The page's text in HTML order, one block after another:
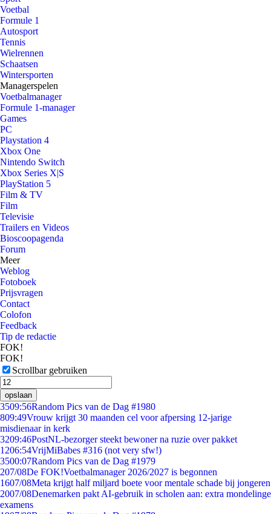
Voetbal
Formule 1
Autosport
Tennis
Wielrennen
Schaatsen
Wintersporten
Managerspelen
Voetbalmanager
Formule 1-manager
Games
PC
Playstation 4
Xbox One
Nintendo Switch
Xbox Series X|S
PlayStation 5
Film & TV
Film
Televisie
Trailers en Videos
Bioscoopagenda
Forum
Meer
Weblog
Fotoboek
Prijsvragen
Contact
Colofon
Feedback
Tip de redactie
FOK!
FOK!
Scrollbar gebruiken
opslaan
3509:56Random Pics van de Dag #1980
809:49Vrouw krijgt 30 maanden cel voor afpersing 12-jarige
misdienaar in kerk
3209:46PostNL-bezorger steekt bewoner na ruzie over pakket
1206:54VrijMiBabes #316 (not very sfw!)
3500:07Random Pics van de Dag #1979
207/08De FOK!Voetbalmanager 2026/2027 is begonnen
1607/08Meta krijgt half miljard boete voor mentale schade bij jongeren
2007/08Denemarken pakt AI-gebruik in scholen aan: extra mondelinge
examens